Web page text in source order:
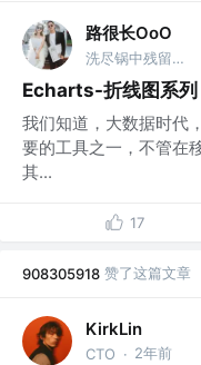
路很长OoO
洗尽锅中残留香，做起佳肴人赞扬。叠好代码逻辑清，工作生活两不忘。 @老婆在的地方🥰
Echarts-折线图系列
我们知道，大数据时代
要的工具之一，不管在
其...
17
908305918 赞了这篇文章
KirkLin
CTO · 2年前